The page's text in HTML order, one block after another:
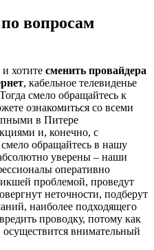
вопросам
хотите сменить провайдера
, кабельное телевиденье
смело обращайтесь к
ознакомиться со всеми
в Питере
и, конечно, с
обращайтесь в нашу
уверены – наши
оперативно
проблемой, проведут
неточности, подберут
наиболее подходящего
проводку, потому как
осуществится внимательный